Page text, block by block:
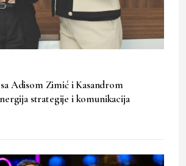
Adisom Zimić i Kasandrom
strategije i komunikacija